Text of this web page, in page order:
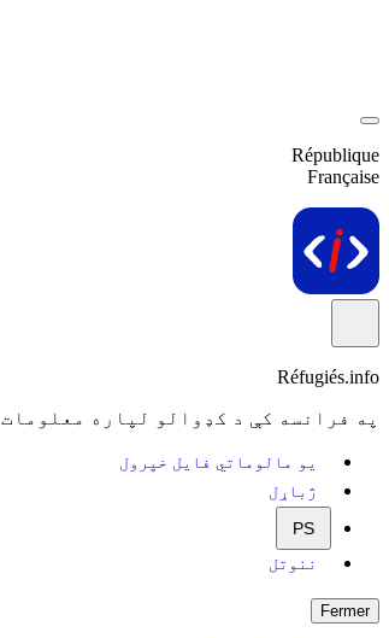
République
Française
Réfugiés.info
په فرانسه کې د کډوالو لپاره معلومات
یو مالوماتي فایل خپرول
ژباړل
PS
ننوتل
Fermer